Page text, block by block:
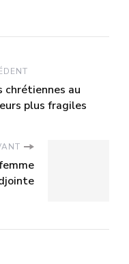
chrétiennes au
plus fragiles